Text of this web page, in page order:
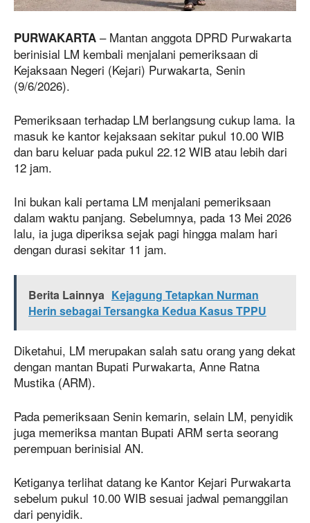
PURWAKARTA – Mantan anggota DPRD Purwakarta
berinisial LM kembali menjalani pemeriksaan di
Kejaksaan Negeri (Kejari) Purwakarta, Senin
(9/6/2026).
Pemeriksaan terhadap LM berlangsung cukup lama. Ia
masuk ke kantor kejaksaan sekitar pukul 10.00 WIB
dan baru keluar pada pukul 22.12 WIB atau lebih dari
12 jam.
Ini bukan kali pertama LM menjalani pemeriksaan
dalam waktu panjang. Sebelumnya, pada 13 Mei 2026
lalu, ia juga diperiksa sejak pagi hingga malam hari
dengan durasi sekitar 11 jam.
Berita Lainnya Kejagung Tetapkan Nurman
Herin sebagai Tersangka Kedua Kasus TPPU
Diketahui, LM merupakan salah satu orang yang dekat
dengan mantan Bupati Purwakarta, Anne Ratna
Mustika (ARM).
Pada pemeriksaan Senin kemarin, selain LM, penyidik
juga memeriksa mantan Bupati ARM serta seorang
perempuan berinisial AN.
Ketiganya terlihat datang ke Kantor Kejari Purwakarta
sebelum pukul 10.00 WIB sesuai jadwal pemanggilan
dari penyidik.